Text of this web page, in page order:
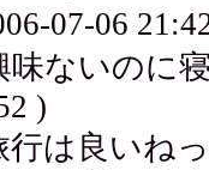
07-06
味ないのに
)
行は良いね